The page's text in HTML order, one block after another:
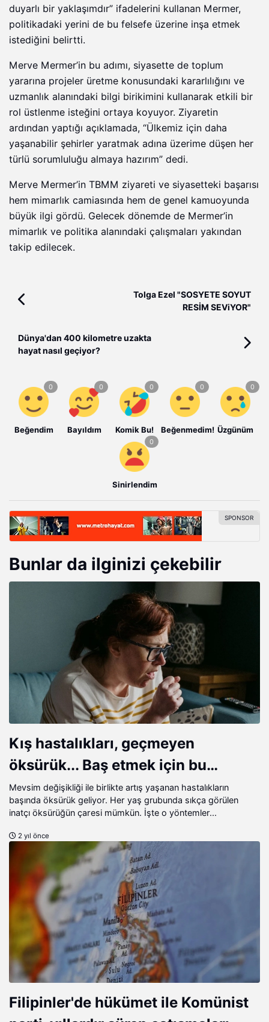
duyarlı bir yaklaşımdır” ifadelerini kullanan Mermer,
politikadaki yerini de bu felsefe üzerine inşa etmek
istediğini belirtti.
Merve Mermer’in bu adımı, siyasette de toplum
yararına projeler üretme konusundaki kararlılığını ve
uzmanlık alanındaki bilgi birikimini kullanarak etkili bir
rol üstlenme isteğini ortaya koyuyor. Ziyaretin
ardından yaptığı açıklamada, “Ülkemiz için daha
yaşanabilir şehirler yaratmak adına üzerime düşen her
türlü sorumluluğu almaya hazırım” dedi.
Merve Mermer’in TBMM ziyareti ve siyasetteki başarısı
hem mimarlık camiasında hem de genel kamuoyunda
büyük ilgi gördü. Gelecek dönemde de Mermer’in
mimarlık ve politika alanındaki çalışmaları yakından
takip edilecek.
Tolga Ezel "SOSYETE SOYUT
RESİM SEViYOR"
Dünya'dan 400 kilometre uzakta
hayat nasıl geçiyor?
Beğendim Bayıldım Komik Bu! Beğenmedim! Üzgünüm
Sinirlendim
Bunlar da ilginizi çekebilir
Kış hastalıkları, geçmeyen
öksürük... Baş etmek için bu
yöntemi deneyin!
Mevsim değişikliği ile birlikte artış yaşanan hastalıkların
başında öksürük geliyor. Her yaş grubunda sıkça görülen
inatçı öksürüğün çaresi mümkün. İşte o yöntemler...
2 yıl önce
Filipinler'de hükümet ile Komünist